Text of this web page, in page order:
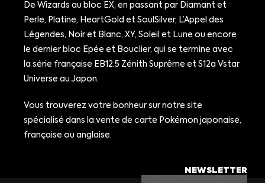
De Wizards au bloc EX, en passant par Diamant et
Perle, Platine, HeartGold et SoulSilver, L’Appel des
Légendes, Noir et Blanc, XY, Soleil et Lune ou encore
le dernier bloc Epée et Bouclier, qui se termine avec
la série française EB12.5 Zénith Suprême et S12a Vstar
Universe au Japon.
Vous trouverez votre bonheur sur notre site
spécialisé dans la vente de carte Pokémon japonaise,
française ou anglaise.
NEWSLETTER